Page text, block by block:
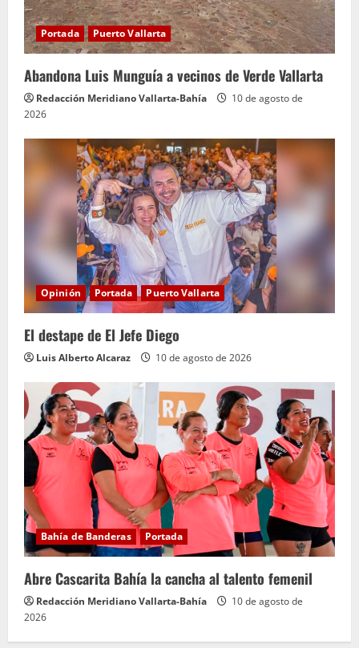
Portada Puerto Vallarta
Abandona Luis Munguía a vecinos de Verde Vallarta
Redacción Meridiano Vallarta-Bahía
10 de agosto de
2026
Opinión Portada Puerto Vallarta
El destape de El Jefe Diego
Luis Alberto Alcaraz 10 de agosto de 2026
Bahía de Banderas Portada
Abre Cascarita Bahía la cancha al talento femenil
Redacción Meridiano Vallarta-Bahía
10 de agosto de
2026